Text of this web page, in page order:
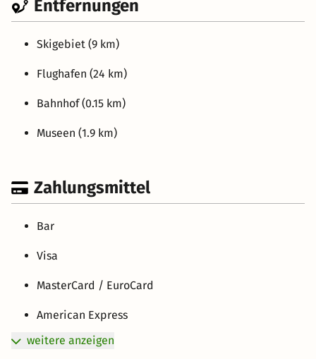
Entfernungen
Skigebiet (9 km)
Flughafen (24 km)
Bahnhof (0.15 km)
Museen (1.9 km)
Zahlungsmittel
Bar
Visa
MasterCard / EuroCard
American Express
weitere anzeigen